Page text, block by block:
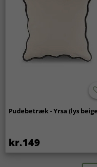
Pudebetræk - Yrsa (lys
kr.149